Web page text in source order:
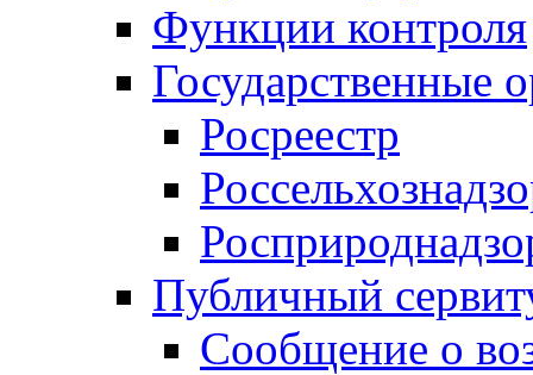
Функции контроля
Государственные
Росреестр
Публичный
Сообщение о